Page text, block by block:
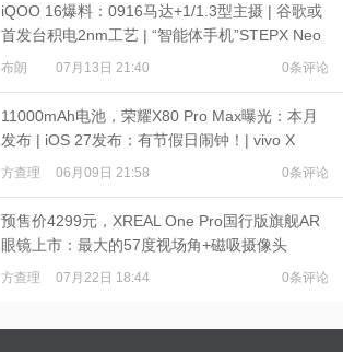
iQOO 16爆料：0916马达+1/1.3型主摄 | 谷歌或
首发台积电2nm工艺 | “智能体手机”STEPX Neo
亮相
布朗 07月13日 21:40 0条评论
11000mAh电池，荣耀X80 Pro Max曝光：本月
发布 | iOS 27发布：有节假日闹钟！| vivo X
Fold6四分屏预热
方查理 06月09日 21:58 0条评论
预售价4299元，XREAL One Pro国行版旗舰AR
眼镜上市：最大的57度视场角+磁吸摄像头
方查理 07月22日 18:44 0条评论